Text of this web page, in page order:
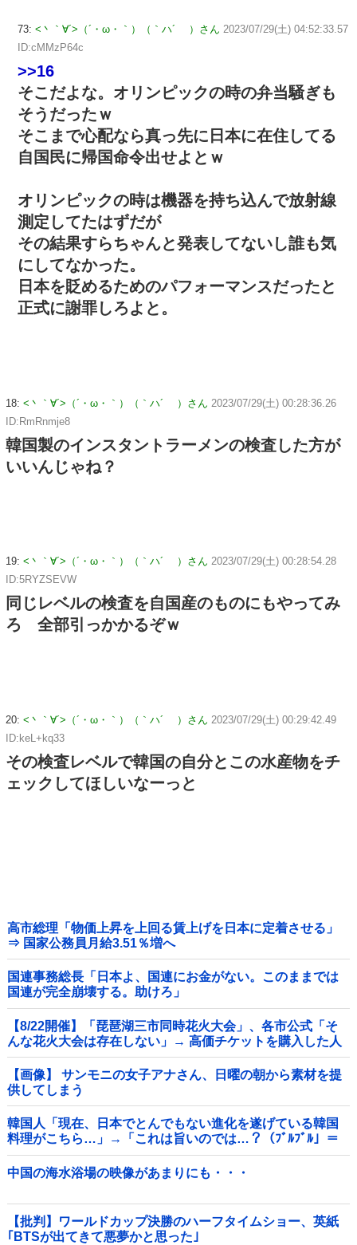
73: <丶｀∀´>（´・ω・｀）（｀ハ´ ）さん 2023/07/29(土) 04:52:33.57
ID:cMMzP64c
>>16
そこだよな。オリンピックの時の弁当騒ぎも
そうだったｗ
そこまで心配なら真っ先に日本に在住してる
自国民に帰国命令出せよとｗ
オリンピックの時は機器を持ち込んで放射線
測定してたはずだが
その結果すらちゃんと発表してないし誰も気
にしてなかった。
日本を貶めるためのパフォーマンスだったと
正式に謝罪しろよと。
18: <丶｀∀´>（´・ω・｀）（｀ハ´ ）さん 2023/07/29(土) 00:28:36.26
ID:RmRnmje8
韓国製のインスタントラーメンの検査した方が
いいんじゃね？
19: <丶｀∀´>（´・ω・｀）（｀ハ´ ）さん 2023/07/29(土) 00:28:54.28
ID:5RYZSEVW
同じレベルの検査を自国産のものにもやってみ
ろ 全部引っかかるぞｗ
20: <丶｀∀´>（´・ω・｀）（｀ハ´ ）さん 2023/07/29(土) 00:29:42.49
ID:keL+kq33
その検査レベルで韓国の自分とこの水産物をチ
ェックしてほしいなーっと
高市総理「物価上昇を上回る賃上げを日本に定着させる」
⇒ 国家公務員月給3.51％増へ
国連事務総長「日本よ、国連にお金がない。このままでは
国連が完全崩壊する。助けろ」
【8/22開催】「琵琶湖三市同時花火大会」、各市公式「そ
んな花火大会は存在しない」→ 高価チケットを購入した人
達がSNS阿鼻叫喚他
【画像】 サンモニの女子アナさん、日曜の朝から素材を提
供してしまう
韓国人「現在、日本でとんでもない進化を遂げている韓国
料理がこちら…」→「これは旨いのでは…？（ﾌﾞﾙﾌﾞﾙ」＝
韓国の反応
中国の海水浴場の映像があまりにも・・・
【批判】ワールドカップ決勝のハーフタイムショー、英紙
｢BTSが出てきて悪夢かと思った｣